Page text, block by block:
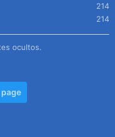
214
214
ocultos.